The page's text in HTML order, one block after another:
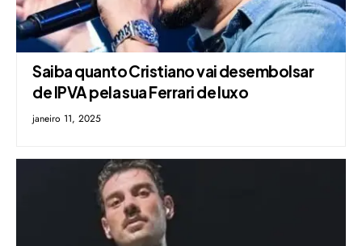
Saiba quanto Cristiano vai desembolsar
de IPVA pela sua Ferrari de luxo
janeiro 11, 2025